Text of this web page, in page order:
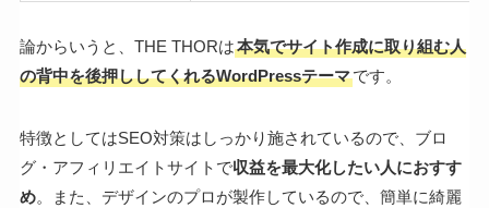
論からいうと、THE THORは本気でサイト作成に取り組む人
の背中を後押ししてくれるWordPressテーマです。
特徴としてはSEO対策はしっかり施されているので、ブロ
グ・アフィリエイトサイトで収益を最大化したい人におすす
め。また、デザインのプロが製作しているので、簡単に綺麗